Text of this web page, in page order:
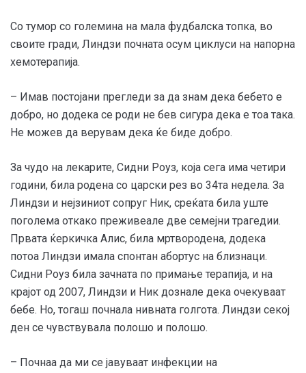
Со тумор со големина на мала фудбалска топка, во
своите гради, Линдзи почната осум циклуси на напорна
хемотерапија.
– Имав постојани прегледи за да знам дека бебето е
добро, но додека се роди не бев сигура дека е тоа така.
Не можев да верувам дека ќе биде добро.
За чудо на лекарите, Сидни Роуз, која сега има четири
години, била родена со царски рез во 34та недела. За
Линдзи и нејзиниот сопруг Ник, среќата била уште
поголема откако преживеале две семејни трагедии.
Првата ќеркичка Алис, била мртвородена, додека
потоа Линдзи имала спонтан абортус на близнаци.
Сидни Роуз била зачната по примање терапија, и на
крајот од 2007, Линдзи и Ник дознале дека очекуваат
бебе. Но, тогаш почнала нивната голгота. Линдзи секој
ден се чувствувала полошо и полошо.
– Почнаа да ми се јавуваат инфекции на